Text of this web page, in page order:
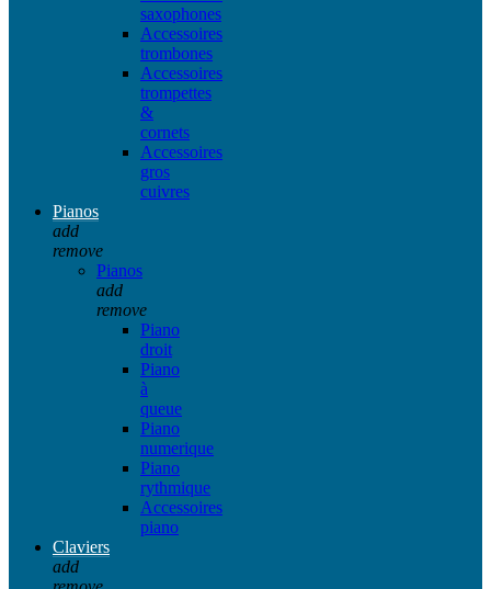
saxophones
Accessoires
trombones
Accessoires
trompettes
&
cornets
Accessoires
gros
cuivres
Pianos
add
remove
Pianos
add
remove
Piano
droit
Piano
à
queue
Piano
numerique
Piano
rythmique
Accessoires
piano
Claviers
add